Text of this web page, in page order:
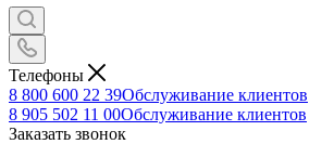
Телефоны
8 800 600 22 39Обслуживание клиентов
8 905 502 11 00Обслуживание клиентов
Заказать звонок